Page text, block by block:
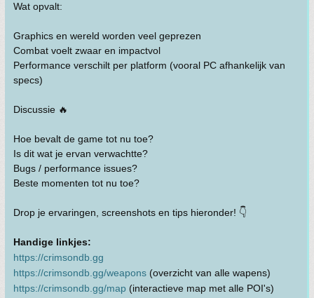
Wat opvalt:
Graphics en wereld worden veel geprezen
Combat voelt zwaar en impactvol
Performance verschilt per platform (vooral PC afhankelijk van
specs)
Discussie 🔥
Hoe bevalt de game tot nu toe?
Is dit wat je ervan verwachtte?
Bugs / performance issues?
Beste momenten tot nu toe?
Drop je ervaringen, screenshots en tips hieronder! 👇
Handige linkjes:
https://crimsondb.gg
https://crimsondb.gg/weapons (overzicht van alle wapens)
https://crimsondb.gg/map (interactieve map met alle POI's)